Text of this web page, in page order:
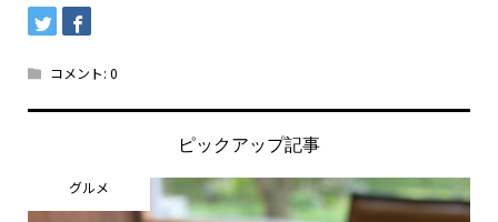
コメント: 0
ピックアップ記事
グルメ